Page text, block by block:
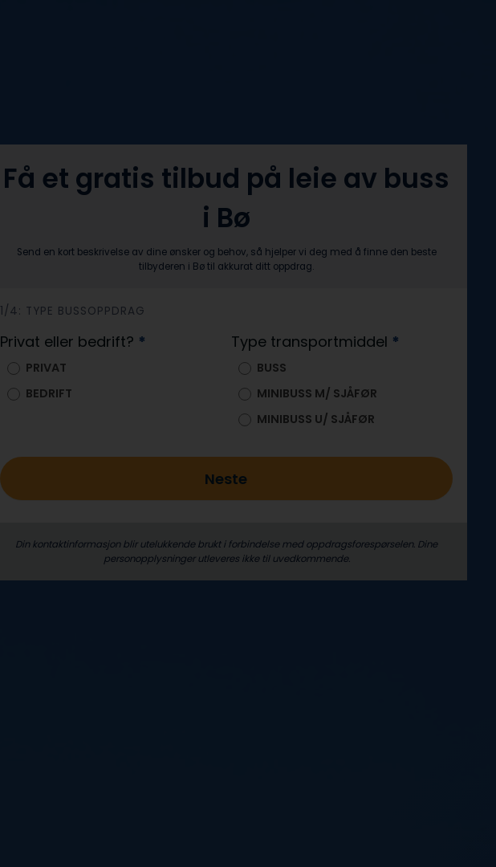
Få et gratis tilbud på leie av buss
i Bø
Send en kort beskrivelse av dine ønsker og behov, så hjelper vi deg med å finne den beste
tilbyderen i Bø til akkurat ditt oppdrag.
h
e
1/4: TYPE BUSSOPPDRAG
Privat eller bedrift? *
PRIVAT
BEDRIFT
Type transportmiddel *
BUSS
MINIBUSS M/ SJÅFØR
MINIBUSS U/ SJÅFØR
Neste
Din kontaktinformasjon blir utelukkende brukt i forbindelse med oppdrags­forespørselen. Dine
person­­opplysninger utleveres ikke til uvedkommende.